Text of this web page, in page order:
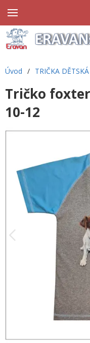
Úvod / TRIČKA DĚTSKÁ
Tričko
10-12